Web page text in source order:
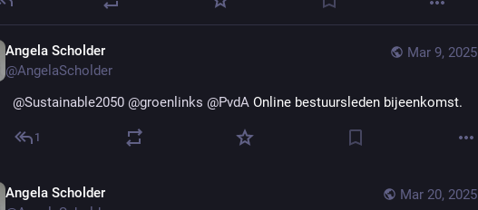
Mar 9, 2025
Angela Scholder
@AngelaScholder
@Sustainable2050 @groenlinks @PvdA Online bestuursleden bijeenkomst.
1
Mar 20, 2025
Angela Scholder